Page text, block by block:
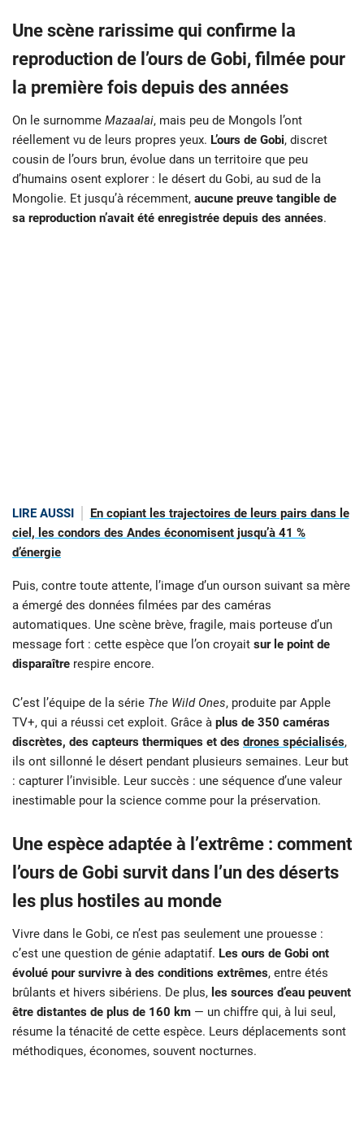
Une scène rarissime qui confirme la
reproduction de l’ours de Gobi, filmée pour
la première fois depuis des années
On le surnomme Mazaalai, mais peu de Mongols l’ont
réellement vu de leurs propres yeux. L’ours de Gobi, discret
cousin de l’ours brun, évolue dans un territoire que peu
d’humains osent explorer : le désert du Gobi, au sud de la
Mongolie. Et jusqu’à récemment, aucune preuve tangible de
sa reproduction n’avait été enregistrée depuis des années.
LIRE AUSSI
En copiant les trajectoires de leurs pairs dans le
ciel, les condors des Andes économisent jusqu’à 41 %
d’énergie
Puis, contre toute attente, l’image d’un ourson suivant sa mère
a émergé des données filmées par des caméras
automatiques. Une scène brève, fragile, mais porteuse d’un
message fort : cette espèce que l’on croyait sur le point de
disparaître respire encore.
C’est l’équipe de la série The Wild Ones, produite par Apple
TV+, qui a réussi cet exploit. Grâce à plus de 350 caméras
discrètes, des capteurs thermiques et des drones spécialisés,
ils ont sillonné le désert pendant plusieurs semaines. Leur but
: capturer l’invisible. Leur succès : une séquence d’une valeur
inestimable pour la science comme pour la préservation.
Une espèce adaptée à l’extrême : comment
l’ours de Gobi survit dans l’un des déserts
les plus hostiles au monde
Vivre dans le Gobi, ce n’est pas seulement une prouesse :
c’est une question de génie adaptatif. Les ours de Gobi ont
évolué pour survivre à des conditions extrêmes, entre étés
brûlants et hivers sibériens. De plus, les sources d’eau peuvent
être distantes de plus de 160 km — un chiffre qui, à lui seul,
résume la ténacité de cette espèce. Leurs déplacements sont
méthodiques, économes, souvent nocturnes.